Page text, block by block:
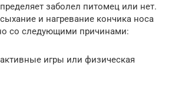
заболел питомец или нет.
и нагревание кончика носа
со следующими причинами:
игры или физическая